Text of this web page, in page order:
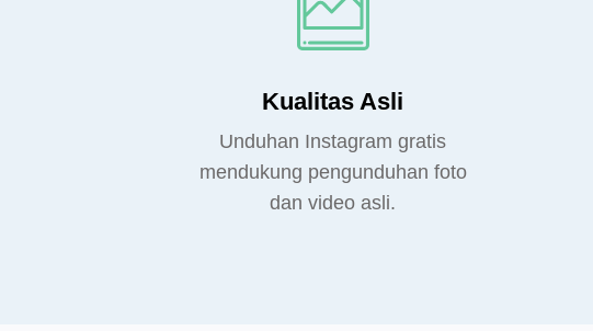
Kualitas Asli
Unduhan Instagram gratis
mendukung pengunduhan foto
dan video asli.